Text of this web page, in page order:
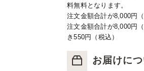
料無料となります。
注文金額合計が8,000円
注文金額合計が8,000円
き550円（税込）
お届けに